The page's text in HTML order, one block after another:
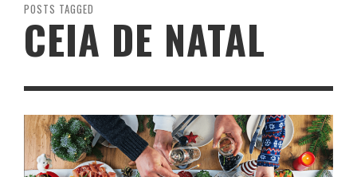
POSTS TAGGED
CEIA DE NATAL